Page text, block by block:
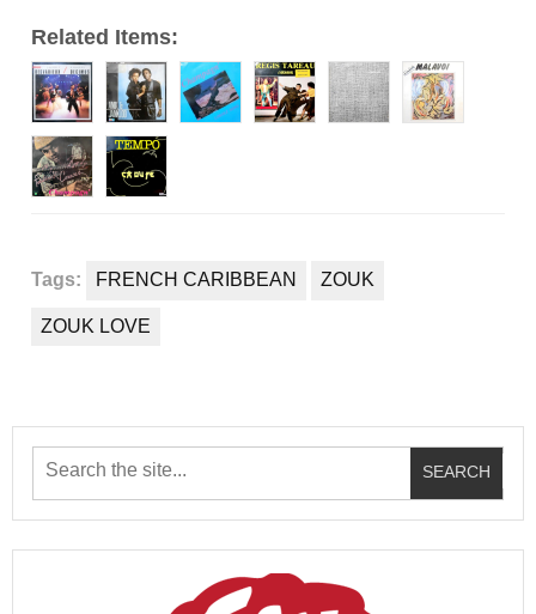
Related Items:
Tags: FRENCH CARIBBEAN ZOUK
ZOUK LOVE